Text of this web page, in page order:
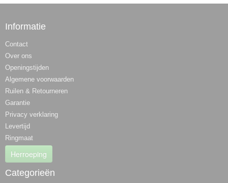
Informatie
Contact
Over ons
Openingstijden
Algemene voorwaarden
Ruilen & Retourneren
Garantie
Privacy verklaring
Levertijd
Ringmaat
Herroeping
Categorieën